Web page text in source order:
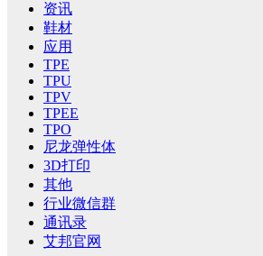
资讯
鞋材
应用
TPE
TPU
TPV
TPEE
TPO
尼龙弹性体
3D打印
其他
行业微信群
通讯录
艾邦官网